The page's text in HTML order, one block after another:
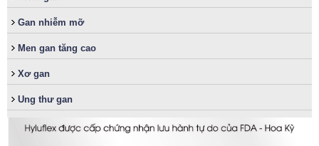
Gan nhiễm mỡ
Men gan tăng cao
Xơ gan
Ung thư gan